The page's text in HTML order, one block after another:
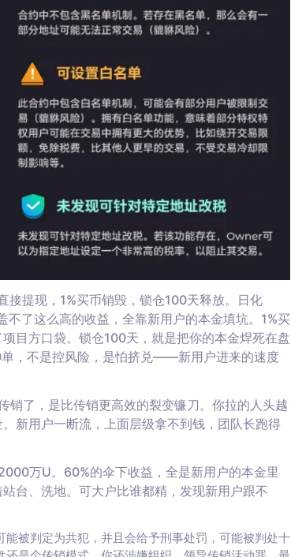
接提现，1%买币销毁，锁仓100天释放。日化
了这么高的收益，全靠新用户的本金填坑。1%买
目方口袋。锁仓100天，就是把你的本金焊死在盘
，不是控风险，是怕挤兑——新用户进来的速度
销了，是比传销更高效的裂变镰刀。你拉的人头越
新用户一断流，上面层级拿不到钱，团队长跑得
万U。60%的伞下收益，全是新用户的本金里
台、洗地。可大户比谁都精，发现新用户跟不
被判定为共犯，并且会给予刑事处罚，可能被判处十